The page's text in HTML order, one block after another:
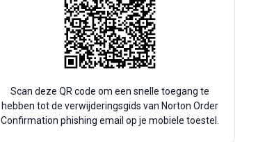
Scan deze QR code om een snelle toegang te
hebben tot de verwijderingsgids van Norton Order
Confirmation phishing email op je mobiele toestel.